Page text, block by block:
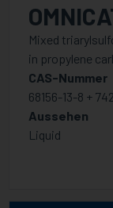
Mixed
in propylene
CAS-Nummer
68156-13-8 +
Aussehen
Liquid